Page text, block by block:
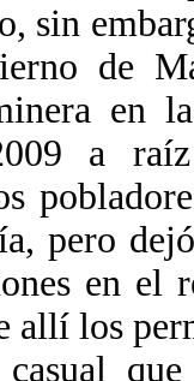
sin
de
en
a
pero
en el
allí los